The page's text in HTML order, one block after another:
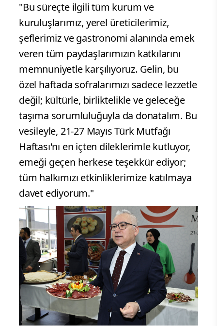
"Bu süreçte ilgili tüm kurum ve
kuruluşlarımız, yerel üreticilerimiz,
şeflerimiz ve gastronomi alanında emek
veren tüm paydaşlarımızın katkılarını
memnuniyetle karşılıyoruz. Gelin, bu
özel haftada sofralarımızı sadece lezzetle
değil; kültürle, birliktelikle ve geleceğe
taşıma sorumluluğuyla da donatalım. Bu
vesileyle, 21-27 Mayıs Türk Mutfağı
Haftası'nı en içten dileklerimle kutluyor,
emeği geçen herkese teşekkür ediyor;
tüm halkımızı etkinliklerimize katılmaya
davet ediyorum."